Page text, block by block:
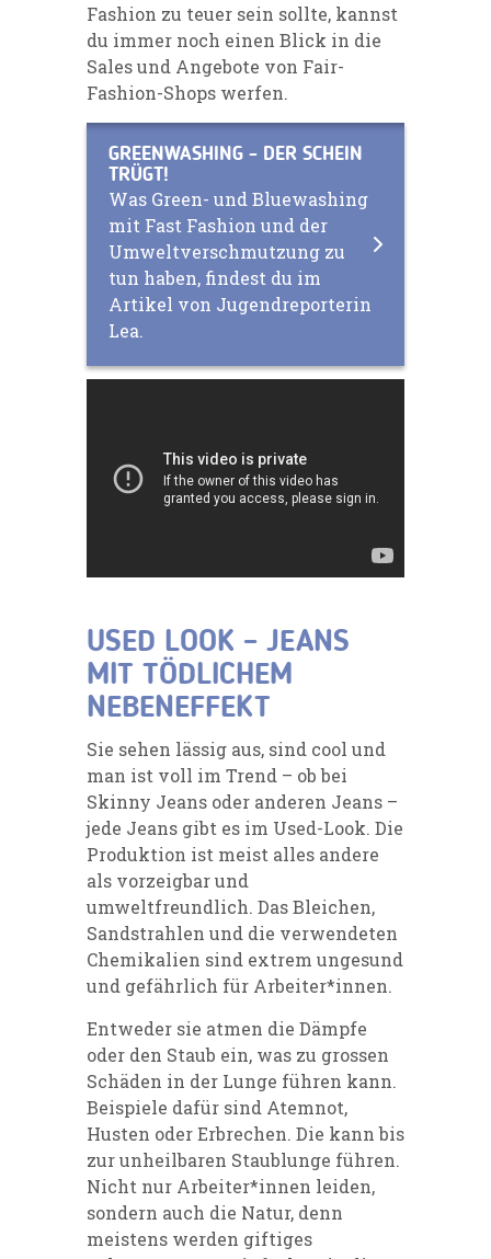
Fashion zu teuer sein sollte, kannst
du immer noch einen Blick in die
Sales und Angebote von Fair-
Fashion-Shops werfen.
GREENWASHING - DER SCHEIN
TRÜGT!
Was Green- und Bluewashing
mit Fast Fashion und der
Umweltverschmutzung zu
tun haben, findest du im
Artikel von Jugendreporterin
Lea.
USED LOOK – JEANS
MIT TÖDLICHEM
NEBENEFFEKT
Sie sehen lässig aus, sind cool und
man ist voll im Trend – ob bei
Skinny Jeans oder anderen Jeans –
jede Jeans gibt es im Used-Look. Die
Produktion ist meist alles andere
als vorzeigbar und
umweltfreundlich. Das Bleichen,
Sandstrahlen und die verwendeten
Chemikalien sind extrem ungesund
und gefährlich für Arbeiter*innen.
Entweder sie atmen die Dämpfe
oder den Staub ein, was zu grossen
Schäden in der Lunge führen kann.
Beispiele dafür sind Atemnot,
Husten oder Erbrechen. Die kann bis
zur unheilbaren Staublunge führen.
Nicht nur Arbeiter*innen leiden,
sondern auch die Natur, denn
meistens werden giftiges